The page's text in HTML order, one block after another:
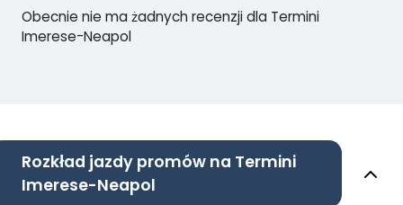
Obecnie nie ma żadnych recenzji dla Termini
Imerese-Neapol
Rozkład jazdy promów na Termini
Imerese-Neapol